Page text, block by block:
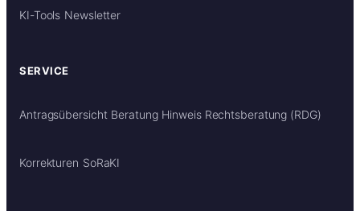
KI-Tools Newsletter
SERVICE
Antragsübersicht Beratung Hinweis Rechtsberatung (RDG)
Korrekturen SoRaKI